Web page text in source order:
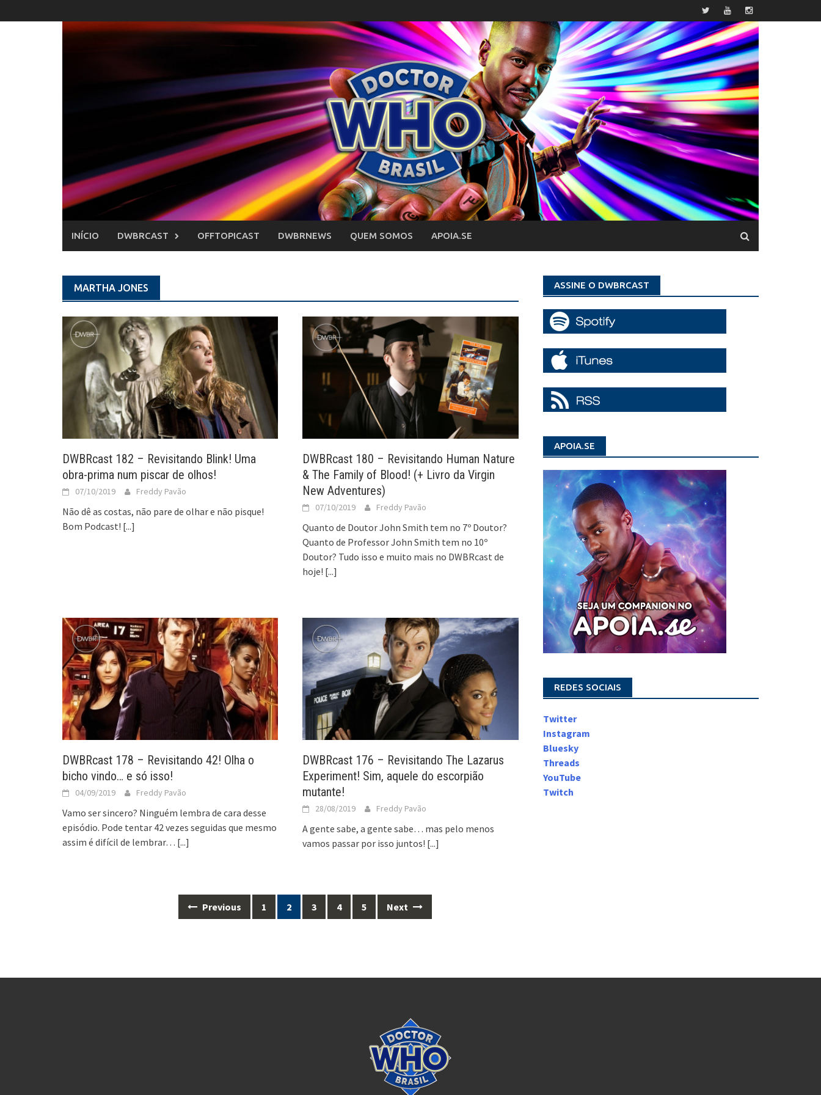
to
INÍCIO DWBRCAST OFFTOPICAST DWBRNEWS QUEM SOMOS APOIA.SE
MARTHA JONES
DWBRcast 182 – Revisitando Blink! Uma
obra-prima num piscar de olhos!
07/10/2019 Freddy Pavão
Não dê as costas, não pare de olhar e não pisque!
Bom Podcast! [...]
DWBRcast 180 – Revisitando Human Nature
& The Family of Blood! (+ Livro da Virgin
New Adventures)
07/10/2019 Freddy Pavão
Quanto de Doutor John Smith tem no 7º Doutor?
Quanto de Professor John Smith tem no 10º
Doutor? Tudo isso e muito mais no DWBRcast de
hoje! [...]
DWBRcast 178 – Revisitando 42! Olha o
bicho vindo… e só isso!
04/09/2019 Freddy Pavão
Vamo ser sincero? Ninguém lembra de cara desse
episódio. Pode tentar 42 vezes seguidas que mesmo
assim é difícil de lembrar… [...]
DWBRcast 176 – Revisitando The Lazarus
Experiment! Sim, aquele do escorpião
mutante!
28/08/2019 Freddy Pavão
A gente sabe, a gente sabe… mas pelo menos
vamos passar por isso juntos! [...]
Previous 1 2 3 4 5 Next
ASSINE O DWBRCAST
APOIA.SE
REDES SOCIAIS
Twitter
Instagram
Bluesky
Threads
YouTube
Twitch